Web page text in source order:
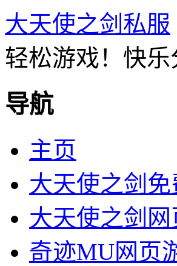
大天使之剑私服
轻松游戏！快乐
导航
主页
大天使之剑
大天使之剑网
奇迹MU网页